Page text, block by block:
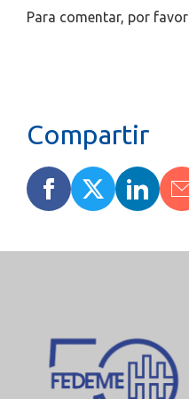
Para comentar, por favor